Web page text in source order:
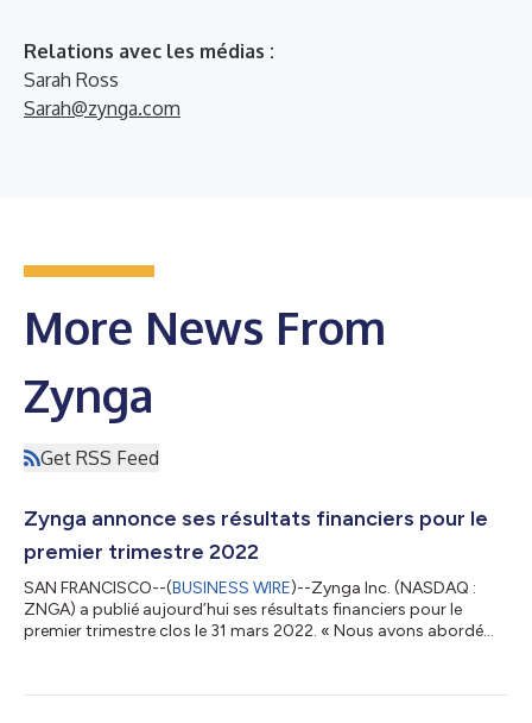
Relations avec les médias :
Sarah Ross
Sarah@zynga.com
More News From
Zynga
Get RSS Feed
Zynga annonce ses résultats financiers pour le
premier trimestre 2022
SAN FRANCISCO--(BUSINESS WIRE)--Zynga Inc. (NASDAQ :
ZNGA) a publié aujourd’hui ses résultats financiers pour le
premier trimestre clos le 31 mars 2022. « Nous avons abordé
élevés jamais atteints, favorisés par notre portefeuille de jeux